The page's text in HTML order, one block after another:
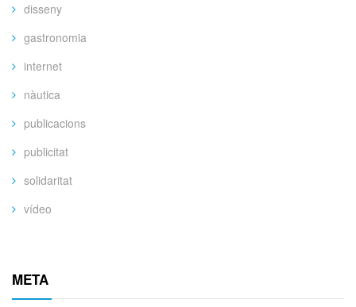
disseny
gastronomia
internet
nàutica
publicacions
publicitat
solidaritat
vídeo
META